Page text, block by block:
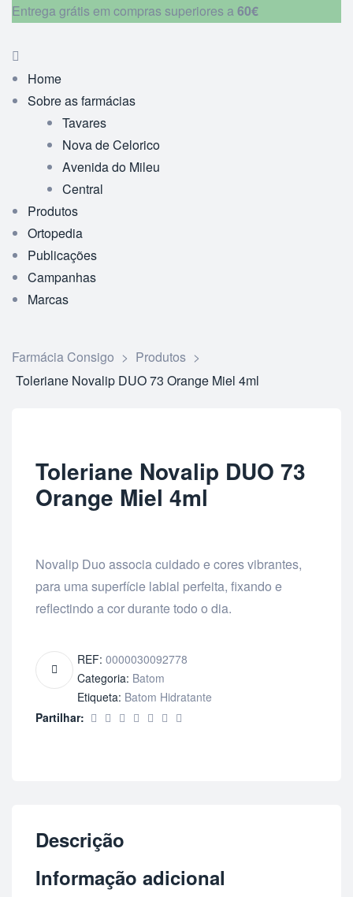
Entrega grátis em compras superiores a60€
Home
Sobre as farmácias
Tavares
Nova de Celorico
Avenida do Mileu
Central
Produtos
Ortopedia
Publicações
Campanhas
Marcas
Farmácia Consigo > Produtos >
Toleriane Novalip DUO 73 Orange Miel 4ml
Toleriane Novalip DUO 73
Orange Miel 4ml
Novalip Duo associa cuidado e cores vibrantes,
para uma superfície labial perfeita, fixando e
reflectindo a cor durante todo o dia.
REF: 0000030092778
Categoria: Batom
Etiqueta: Batom Hidratante
Partilhar:
Descrição
Informação adicional